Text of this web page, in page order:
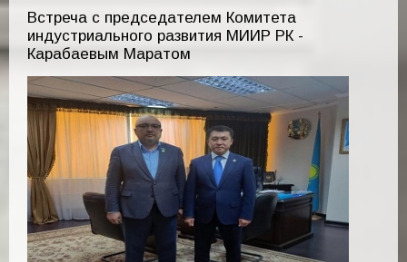
Встреча с председателем Комитета
индустриального развития МИИР РК -
Карабаевым Маратом